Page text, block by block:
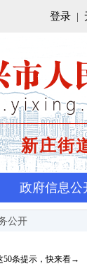
登录 |
新庄街
政府信息公
公开
50条提示，快来看→